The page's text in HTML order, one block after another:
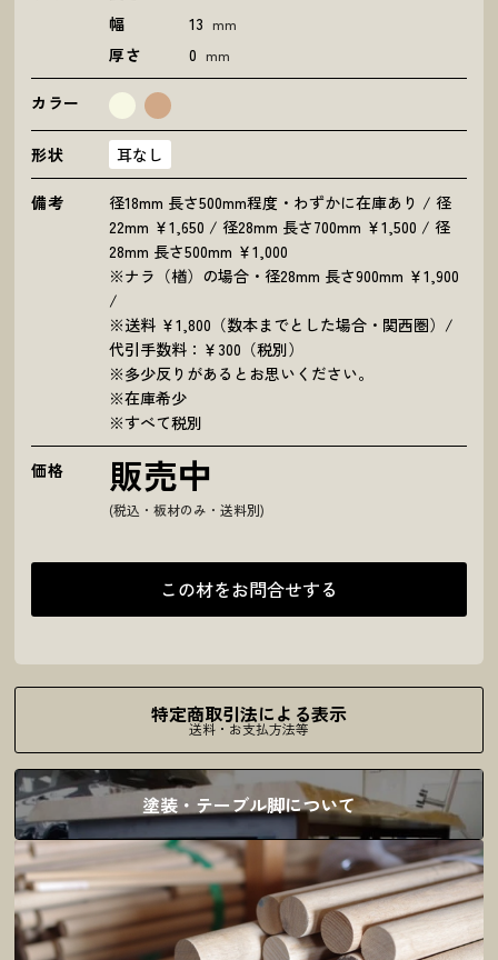
幅 13 mm
厚さ 0 mm
カラー
形状 耳なし
備考
径18mm 長さ500mm程度・わずかに在庫あり / 径
22mm ￥1,650 / 径28mm 長さ700mm ￥1,500 / 径
28mm 長さ500mm ￥1,000
※ナラ（楢）の場合・径28mm 長さ900mm ￥1,900
/
※送料 ￥1,800（数本までとした場合・関西圏）/
代引手数料：￥300（税別）
※多少反りがあるとお思いください。
※在庫希少
※すべて税別
価格 販売中
(税込・板材のみ・送料別)
この材をお問合せする
特定商取引法による表示
送料・お支払方法等
塗装・テーブル脚について